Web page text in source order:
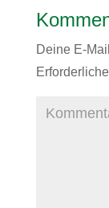
Deine E-